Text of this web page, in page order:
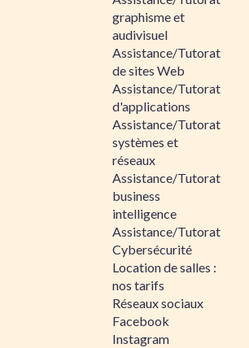
graphisme et
audivisuel
Assistance/Tutorat
de sites Web
Assistance/Tutorat
d'applications
Assistance/Tutorat
systèmes et
réseaux
Assistance/Tutorat
business
intelligence
Assistance/Tutorat
Cybersécurité
Location de salles :
nos tarifs
Réseaux sociaux
Facebook
Instagram